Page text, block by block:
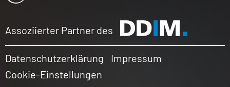
Assoziierter Partner des
Datenschutzerklärung
Impressum
Cookie-Einstellungen